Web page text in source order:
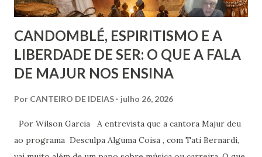
CANDOMBLÉ, ESPIRITISMO E A
LIBERDADE DE SER: O QUE A FALA
DE MAJUR NOS ENSINA
Por CANTEIRO DE IDEIAS julho 26, 2026
Por Wilson Garcia A entrevista que a cantora Majur deu
ao programa Desculpa Alguma Coisa , com Tati Bernardi,